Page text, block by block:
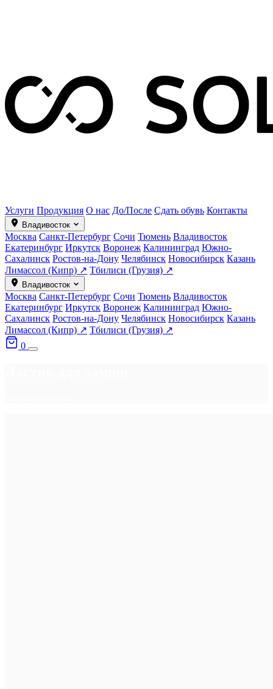
Услуги Продукция О нас До/После Сдать обувь Контакты
Владивосток
Москва Санкт-Петербург Сочи Тюмень Владивосток
Екатеринбург Иркутск Воронеж Калининград Южно-
Сахалинск Ростов-на-Дону Челябинск Новосибирск Казань
Лимассол (Кипр) ↗ Тбилиси (Грузия) ↗
Владивосток
Москва Санкт-Петербург Сочи Тюмень Владивосток
Екатеринбург Иркутск Воронеж Калининград Южно-
Сахалинск Ростов-на-Дону Челябинск Новосибирск Казань
Лимассол (Кипр) ↗ Тбилиси (Грузия) ↗
0